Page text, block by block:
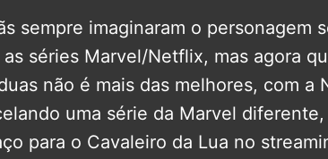
sempre imaginaram o personagem
as séries Marvel/Netflix, mas agora
não é mais das melhores, com a
uma série da Marvel
para o Cavaleiro da Lua no